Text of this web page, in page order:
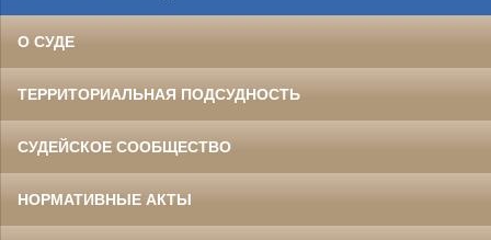
О СУДЕ
ТЕРРИТОРИАЛЬНАЯ ПОДСУДНОСТЬ
СУДЕЙСКОЕ СООБЩЕСТВО
НОРМАТИВНЫЕ АКТЫ